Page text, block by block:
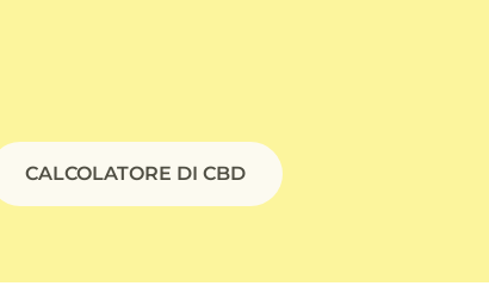
CALCOLATORE DI CBD